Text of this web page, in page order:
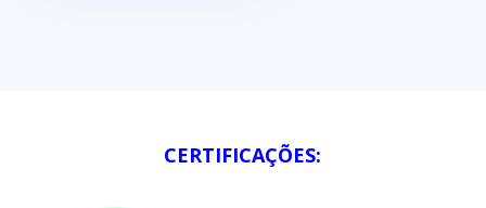
CERTIFICAÇÕES: